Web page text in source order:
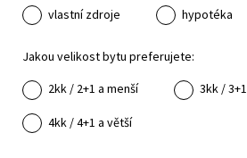
vlastní zdroje
hypotéka
Jakou velikost bytu preferujete:
2kk / 2+1 a menší
3kk / 3+1
4kk / 4+1 a větší